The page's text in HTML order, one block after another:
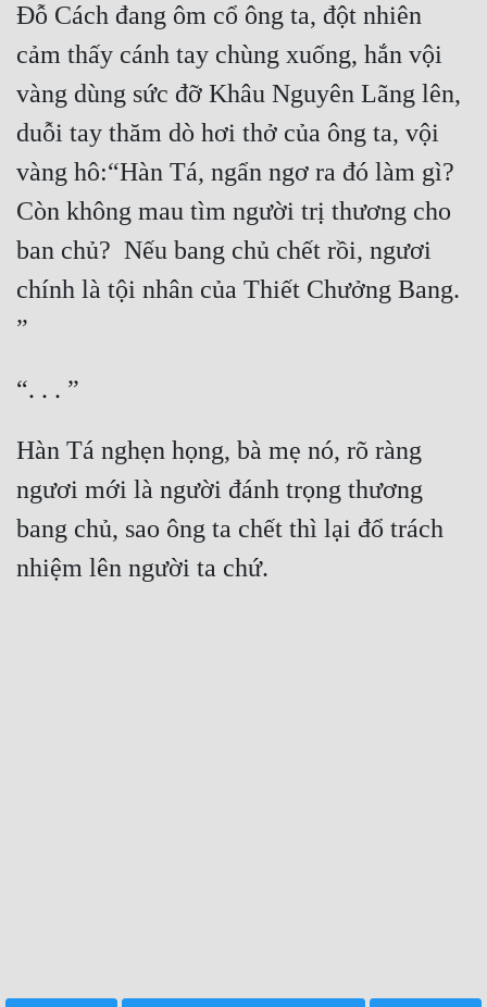
Đỗ Cách đang ôm cổ ông ta, đột nhiên
cảm thấy cánh tay chùng xuống, hắn vội
vàng dùng sức đỡ Khâu Nguyên Lãng lên,
duỗi tay thăm dò hơi thở của ông ta, vội
vàng hô:“Hàn Tá, ngẩn ngơ ra đó làm gì?
Còn không mau tìm người trị thương cho
ban chủ?  Nếu bang chủ chết rồi, ngươi
chính là tội nhân của Thiết Chưởng Bang.
Hàn Tá nghẹn họng, bà mẹ nó, rõ ràng
ngươi mới là người đánh trọng thương
bang chủ, sao ông ta chết thì lại đổ trách